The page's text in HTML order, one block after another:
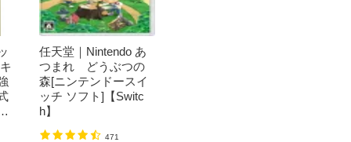
任天堂｜Nintendo あ
つまれ どうぶつの
森[ニンテンドースイ
ッチ ソフト]【Switc
h】
471